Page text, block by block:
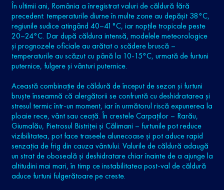
În ultimii ani, România a înregistrat valuri de căldură fără
precedent: temperaturile diurne în multe zone au depășit 38°C,
regiunile sudice atingând 40–41°C, iar nopțile tropicale peste
20–24°C. Dar după căldura intensă, modelele meteorologice
și prognozele oficiale au arătat o scădere bruscă –
temperaturile au scăzut cu până la 10-15°C, urmată de furtuni
puternice, fulgere și vânturi puternice.
Această combinație de căldură de început de sezon și furtuni
bruște înseamnă că alergătorii se confruntă cu deshidratarea și
stresul termic într-un moment, iar în următorul riscă expunerea la
ploaie rece, vânt sau ceață. În crestele Carpaților – Rarău,
Giumalău, Pietrosul Bistriței și Călimani – furtunile pot reduce
vizibilitatea, pot face traseele alunecoase și pot aduce rapid
senzația de frig din cauza vântului. Valurile de căldură adaugă
un strat de oboseală și deshidratare chiar înainte de a ajunge la
altitudini mai mari, în timp ce instabilitatea post-val de căldură
aduce furtuni fulgerătoare pe creste.